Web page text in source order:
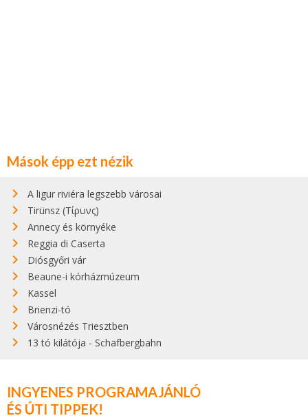
Mások épp ezt nézik
A ligur riviéra legszebb városai
Tirünsz (Τίρυνς)
Annecy és környéke
Reggia di Caserta
Diósgyőri vár
Beaune-i kórházmúzeum
Kassel
Brienzi-tó
Városnézés Triesztben
13 tó kilátója - Schafbergbahn
INGYENES PROGRAMAJÁNLÓ
ÉS ÚTI TIPPEK!